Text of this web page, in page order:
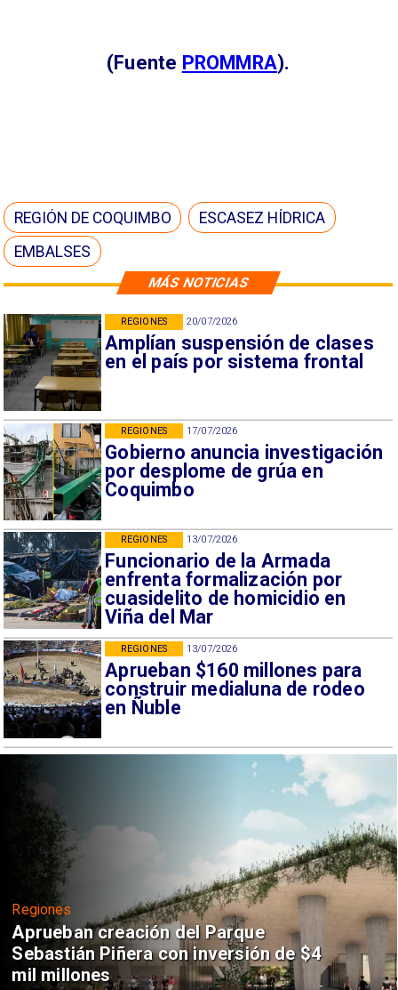
MÁS NOTICIAS
20/07/2026
Amplían suspensión de clases
en el país por sistema frontal
REGIONES
17/07/2026
Gobierno anuncia investigación
por desplome de grúa en
Coquimbo
REGIONES
13/07/2026
Funcionario de la Armada
enfrenta formalización por
cuasidelito de homicidio en
Viña del Mar
REGIONES
13/07/2026
Aprueban $160 millones para
construir medialuna de rodeo
en Ñuble
REGIONES
(Fuente PROMMRA).
REGIÓN DE COQUIMBO
ESCASEZ HÍDRICA
EMBALSES
Regiones
Aprueban creación del Parque
Sebastián Piñera con inversión de $4
mil millones